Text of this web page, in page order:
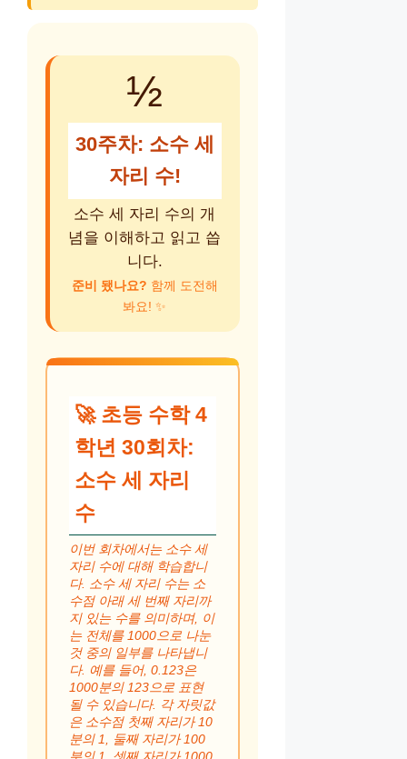
½
30주차: 소수 세
자리 수!
소수 세 자리 수의 개
념을 이해하고 읽고 씁
니다.
준비 됐나요? 함께 도전해
봐요! ✨
🚀 초등 수학 4
학년 30회차:
소수 세 자리
수
이번 회차에서는 소수 세
자리 수에 대해 학습합니
다. 소수 세 자리 수는 소
수점 아래 세 번째 자리까
지 있는 수를 의미하며, 이
는 전체를 1000으로 나눈
것 중의 일부를 나타냅니
다. 예를 들어, 0.123은
1000분의 123으로 표현
될 수 있습니다. 각 자릿값
은 소수점 첫째 자리가 10
분의 1, 둘째 자리가 100